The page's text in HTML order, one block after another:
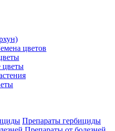
цветов
цветы
Препараты гербициды